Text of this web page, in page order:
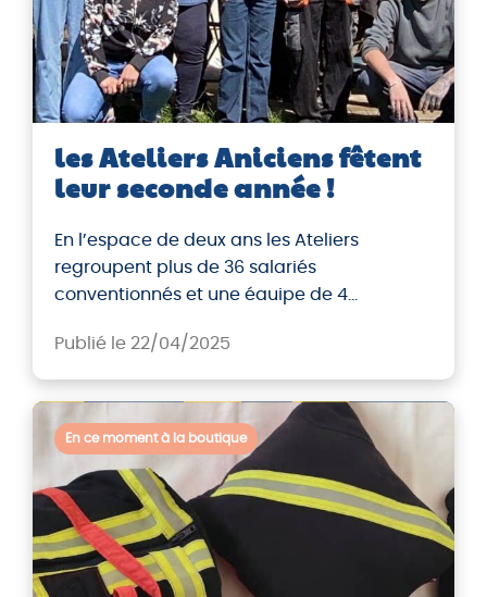
les Ateliers Aniciens fêtent
leur seconde année !
En l’espace de deux ans les Ateliers
regroupent plus de 36 salariés
conventionnés et une éauipe de 4
Publié le 22/04/2025
En ce moment à la boutique